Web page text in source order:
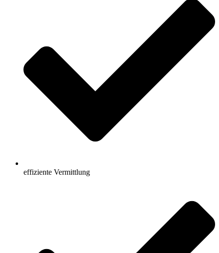
effiziente Vermittlung